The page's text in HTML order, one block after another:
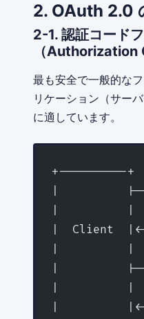
2. OAuth 2.0
2-1. 認証コード
（Authorization
最も安全で一般的な
リケーション（サー
に適しています。
+----------
|          |---
|  Client
|          |---
|